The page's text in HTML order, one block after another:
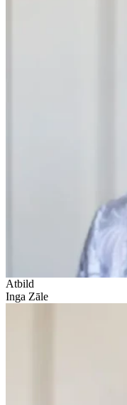
Atbild
Inga Zāle